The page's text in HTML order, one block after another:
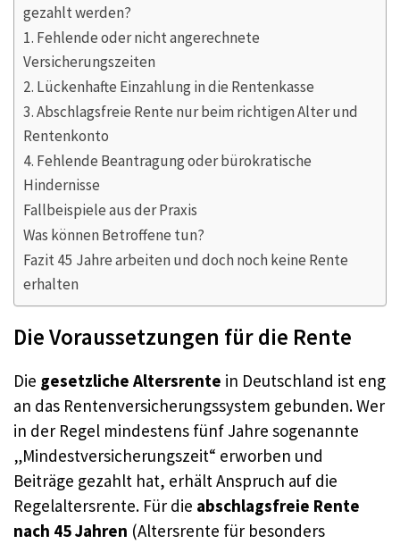
gezahlt werden?
1. Fehlende oder nicht angerechnete
Versicherungszeiten
2. Lückenhafte Einzahlung in die Rentenkasse
3. Abschlagsfreie Rente nur beim richtigen Alter und
Rentenkonto
4. Fehlende Beantragung oder bürokratische
Hindernisse
Fallbeispiele aus der Praxis
Was können Betroffene tun?
Fazit 45 Jahre arbeiten und doch noch keine Rente
erhalten
Die Voraussetzungen für die Rente
Die gesetzliche Altersrente in Deutschland ist eng
an das Rentenversicherungssystem gebunden. Wer
in der Regel mindestens fünf Jahre sogenannte
„Mindestversicherungszeit“ erworben und
Beiträge gezahlt hat, erhält Anspruch auf die
Regelaltersrente. Für die abschlagsfreie Rente
nach 45 Jahren (Altersrente für besonders